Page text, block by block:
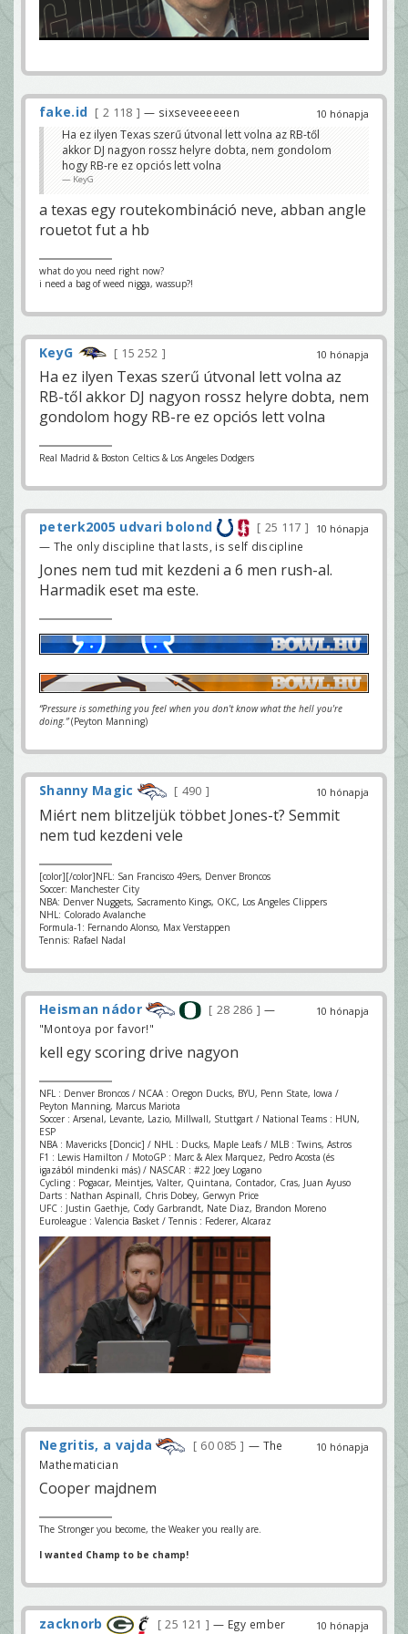
10 hónapja
fake.id 2 118 — sixseveeeeeen
Ha ez ilyen Texas szerű útvonal lett volna az RB-től
akkor DJ nagyon rossz helyre dobta, nem gondolom
hogy RB-re ez opciós lett volna
KeyG
a texas egy routekombináció neve, abban angle
rouetot fut a hb
what do you need right now?
i need a bag of weed nigga, wassup?!
10 hónapja
KeyG 15 252
Ha ez ilyen Texas szerű útvonal lett volna az
RB-től akkor DJ nagyon rossz helyre dobta, nem
gondolom hogy RB-re ez opciós lett volna
Real Madrid & Boston Celtics & Los Angeles Dodgers
10 hónapja
peterk2005 udvari bolond 25 117
— The only discipline that lasts, is self discipline
Jones nem tud mit kezdeni a 6 men rush-al.
Harmadik eset ma este.
“Pressure is something you feel when you don't know what the hell you're
doing.”(Peyton Manning)
10 hónapja
Shanny Magic 490
Miért nem blitzeljük többet Jones-t? Semmit
nem tud kezdeni vele
[color][/color]NFL: San Francisco 49ers, Denver Broncos
Soccer: Manchester City
NBA: Denver Nuggets, Sacramento Kings, OKC, Los Angeles Clippers
NHL: Colorado Avalanche
Formula-1: Fernando Alonso, Max Verstappen
Tennis: Rafael Nadal
10 hónapja
Heisman nádor 28 286
—
"Montoya por favor!"
kell egy scoring drive nagyon
NFL : Denver Broncos / NCAA : Oregon Ducks, BYU, Penn State, Iowa /
Peyton Manning, Marcus Mariota
Soccer : Arsenal, Levante, Lazio, Millwall, Stuttgart / National Teams : HUN,
ESP
NBA : Mavericks [Doncic] / NHL : Ducks, Maple Leafs / MLB : Twins, Astros
F1 : Lewis Hamilton / MotoGP : Marc & Alex Marquez, Pedro Acosta (és
igazából mindenki más) / NASCAR : #22 Joey Logano
Cycling : Pogacar, Meintjes, Valter, Quintana, Contador, Cras, Juan Ayuso
Darts : Nathan Aspinall, Chris Dobey, Gerwyn Price
UFC : Justin Gaethje, Cody Garbrandt, Nate Diaz, Brandon Moreno
Euroleague : Valencia Basket / Tennis : Federer, Alcaraz
10 hónapja
Negritis, a vajda 60 085
— The
Mathematician
Cooper majdnem
The Stronger you become, the Weaker you really are.
I wanted Champ to be champ!
10 hónapja
zacknorb 25 121 — Egy ember